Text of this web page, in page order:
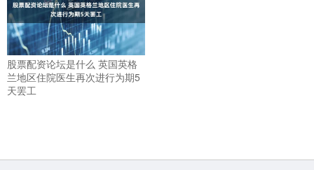
股票配资论坛是什么 英国英格
兰地区住院医生再次进行为期5
天罢工